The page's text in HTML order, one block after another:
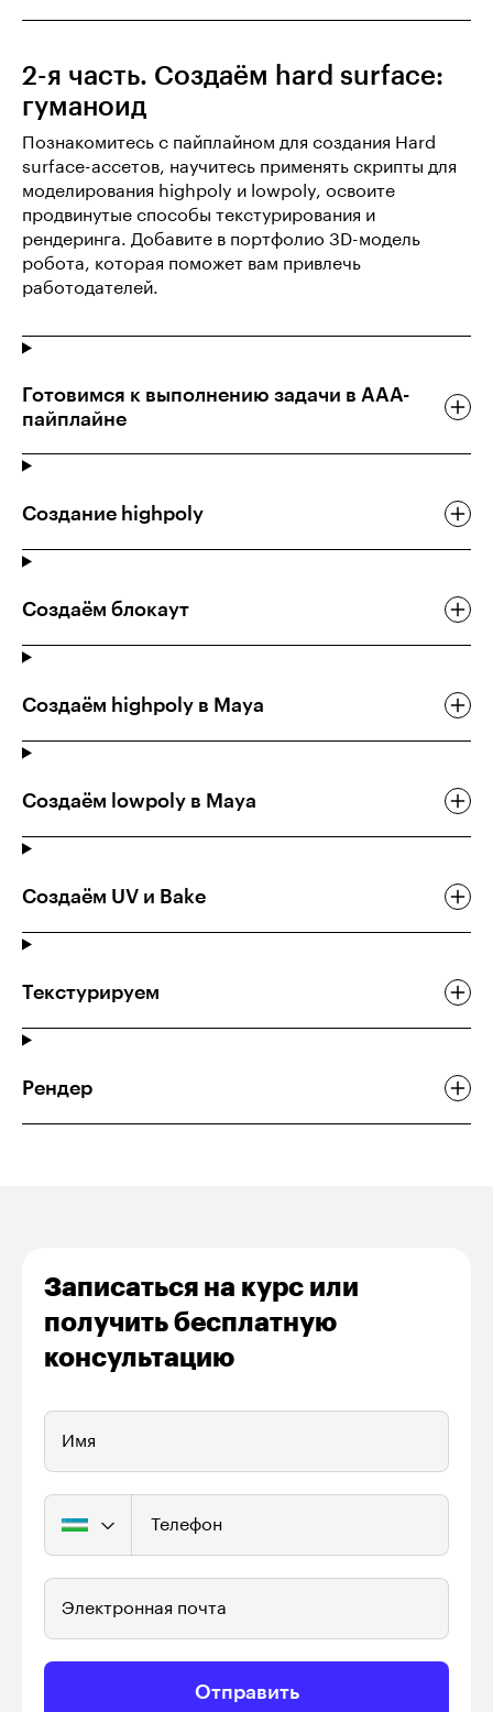
2-я часть. Создаём hard surface:
гуманоид
Познакомитесь с пайплайном для создания Hard
surface-ассетов, научитесь применять скрипты для
моделирования highpoly и lowpoly, освоите
продвинутые способы текстурирования и
рендеринга. Добавите в портфолио 3D-модель
робота, которая поможет вам привлечь
работодателей.
Готовимся к выполнению задачи в ААА-
пайплайне
Создание highpoly
Создаём блокаут
Создаём highpoly в Maya
Создаём lowpoly в Maya
Создаём UV и Bake
Текстурируем
Рендер
Записаться на курс или
получить бесплатную
консультацию
Имя
Телефон
Электронная почта
Отправить